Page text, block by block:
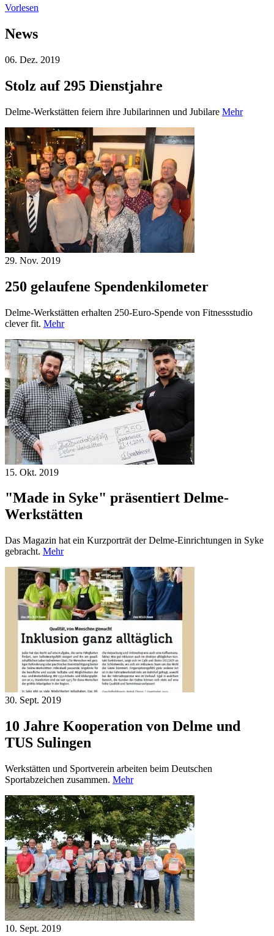
Vorlesen
News
06. Dez. 2019
Stolz auf 295 Dienstjahre
Delme-Werkstätten feiern ihre Jubilarinnen und Jubilare Mehr
29. Nov. 2019
250 gelaufene Spendenkilometer
Delme-Werkstätten erhalten 250-Euro-Spende von Fitnessstudio
clever fit. Mehr
15. Okt. 2019
"Made in Syke" präsentiert Delme-
Werkstätten
Das Magazin hat ein Kurzporträt der Delme-Einrichtungen in Syke
gebracht. Mehr
30. Sept. 2019
10 Jahre Kooperation von Delme und
TUS Sulingen
Werkstätten und Sportverein arbeiten beim Deutschen
Sportabzeichen zusammen. Mehr
10. Sept. 2019